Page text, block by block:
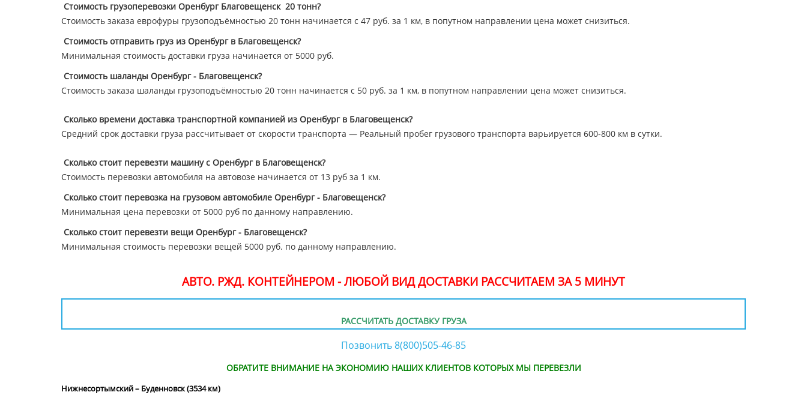
Стоимость грузоперевозки Оренбург Благовещенск 20 тонн?
Стоимость заказа еврофуры грузоподъёмностью 20 тонн начинается с 47 руб. за 1 км, в попутном направлении цена может снизиться.
Стоимость отправить груз из Оренбург в Благовещенск?
Минимальная стоимость доставки груза начинается от 5000 руб.
Стоимость шаланды Оренбург - Благовещенск?
Стоимость заказа шаланды грузоподъёмностью 20 тонн начинается с 50 руб. за 1 км, в попутном направлении цена может снизиться.
Сколько времени доставка транспортной компанией из Оренбург в Благовещенск?
Средний срок доставки груза рассчитывает от скорости транспорта — Реальный пробег грузового транспорта варьируется 600-800 км в сутки.
Сколько стоит перевезти машину с Оренбург в Благовещенск?
Стоимость перевозки автомобиля на автовозе начинается от 13 руб за 1 км.
Сколько стоит перевозка на грузовом автомобиле Оренбург - Благовещенск?
Минимальная цена перевозки от 5000 руб по данному направлению.
Сколько стоит перевезти вещи Оренбург - Благовещенск?
Минимальная стоимость перевозки вещей 5000 руб. по данному направлению.
АВТО. РЖД. КОНТЕЙНЕРОМ - ЛЮБОЙ ВИД ДОСТАВКИ РАССЧИТАЕМ ЗА 5 МИНУТ
РАССЧИТАТЬ ДОСТАВКУ ГРУЗА
Позвонить 8(800)505-46-85
ОБРАТИТЕ ВНИМАНИЕ НА ЭКОНОМИЮ НАШИХ КЛИЕНТОВ КОТОРЫХ МЫ ПЕРЕВЕЗЛИ
Нижнесортымский – Буденновск (3534 км)